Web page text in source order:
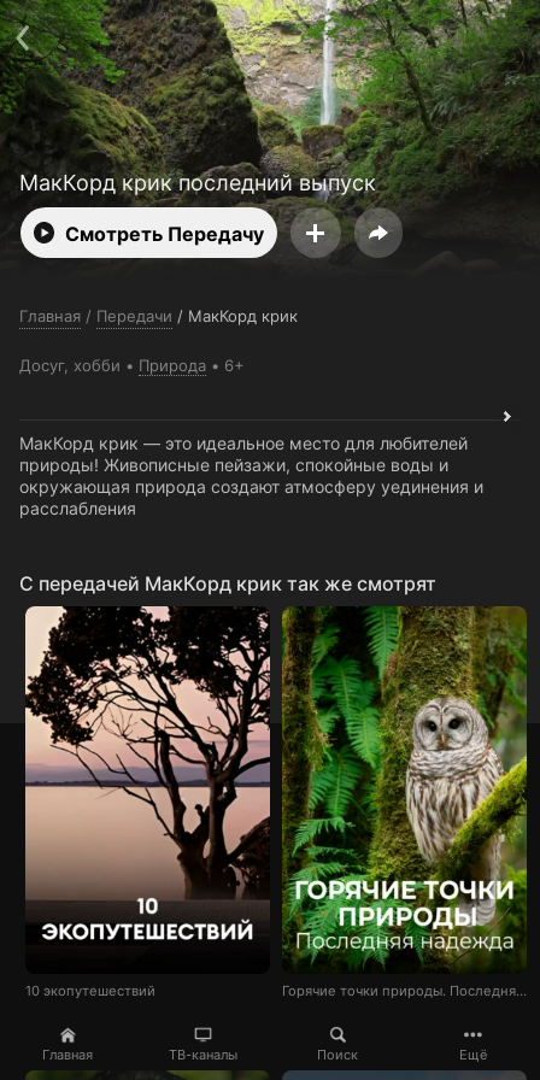
Главная ТВ-каналы Поиск Ещё
МакКорд крик последний выпуск
Смотреть Передачу
Главная / Передачи / МакКорд крик
Досуг, хобби Природа 6+
МакКорд крик — это идеальное место для любителей
природы! Живописные пейзажи, спокойные воды и
окружающая природа создают атмосферу уединения и
расслабления
C передачей МакКорд крик так же смотрят
10 экопутешествий Горячие точки природы. Последняя надежда
Поддержка:support@24h.tv
О сервисе
Пользовательское соглашение
Политика конфиденциальности
Для партнёров
Открыть приложение
Ввести промокод
Установить на ТВ
Бесплатные каналы Контакты